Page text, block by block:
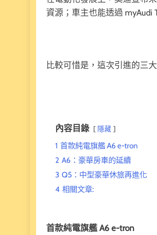
資源；車主也能透過 myAudi
比較可惜是，這次引進的三
內容目錄 隱藏
1 首款純電旗艦 A6 e-tron
2 A6：豪華房車的延續
3 Q5：中型豪華休旅再進化
4 相關文章:
首款純電旗艦 A6 e-tron